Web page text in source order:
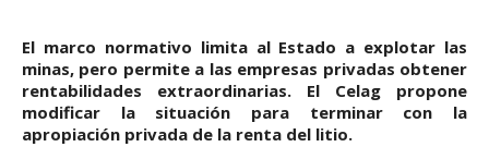
El marco normativo limita al Estado a explotar las
minas, pero permite a las empresas privadas obtener
rentabilidades extraordinarias. El Celag propone
modificar la situación para terminar con la
apropiación privada de la renta del litio.